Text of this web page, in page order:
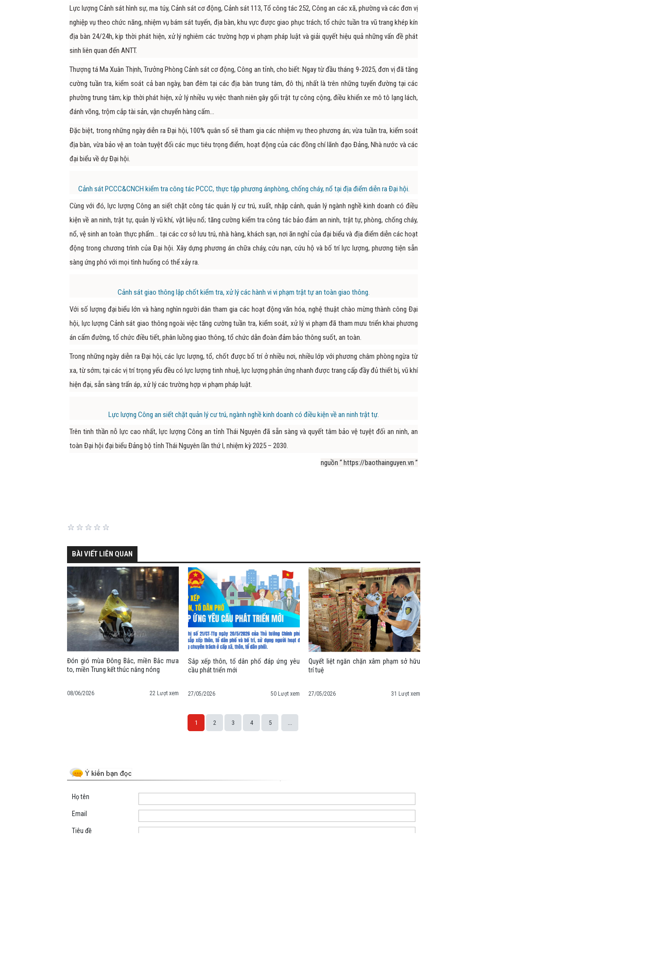
Lực lượng Cảnh sát hình sự, ma túy, Cảnh sát cơ động, Cảnh sát 113, Tổ công tác 252, Công an các xã, phường và các đơn vị
nghiệp vụ theo chức năng, nhiệm vụ bám sát tuyến, địa bàn, khu vực được giao phục trách; tổ chức tuần tra vũ trang khép kín
địa bàn 24/24h, kịp thời phát hiện, xử lý nghiêm các trường hợp vi phạm pháp luật và giải quyết hiệu quả những vấn đề phát
sinh liên quan đến ANTT.
Thượng tá Ma Xuân Thịnh, Trưởng Phòng Cảnh sát cơ động, Công an tỉnh, cho biết: Ngay từ đầu tháng 9-2025, đơn vị đã tăng
cường tuần tra, kiểm soát cả ban ngày, ban đêm tại các địa bàn trung tâm, đô thị, nhất là trên những tuyến đường tại các
phường trung tâm; kịp thời phát hiện, xử lý nhiều vụ việc thanh niên gây gối trật tự công cộng, điều khiển xe mô tô lạng lách,
đánh võng, trộm cắp tài sản, vận chuyển hàng cấm...
Đặc biệt, trong những ngày diễn ra Đại hội, 100% quân số sẽ tham gia các nhiệm vụ theo phương án; vừa tuần tra, kiểm soát
địa bàn, vừa bảo vệ an toàn tuyệt đối các mục tiêu trọng điểm, hoạt động của các đồng chí lãnh đạo Đảng, Nhà nước và các
đại biểu về dự Đại hội.
Cảnh sát PCCC&CNCH kiểm tra công tác PCCC, thực tập phương ánphòng, chống cháy, nổ tại địa điểm diễn ra Đại hội.
Cùng với đó, lực lượng Công an siết chặt công tác quản lý cư trú, xuất, nhập cảnh, quản lý ngành nghề kinh doanh có điều
kiện về an ninh, trật tự, quản lý vũ khí, vật liệu nổ; tăng cường kiểm tra công tác bảo đảm an ninh, trật tự, phòng, chống cháy,
nổ, vệ sinh an toàn thực phẩm… tại các cơ sở lưu trú, nhà hàng, khách sạn, nơi ăn nghỉ của đại biểu và địa điểm diễn các hoạt
động trong chương trình của Đại hội. Xây dựng phương án chữa cháy, cứu nạn, cứu hộ và bố trí lực lượng, phương tiện sẵn
sàng ứng phó với mọi tình huống có thể xảy ra.
Cảnh sát giao thông lập chốt kiểm tra, xử lý các hành vi vi phạm trật tự an toàn giao thông.
Với số lượng đại biểu lớn và hàng nghìn người dân tham gia các hoạt động văn hóa, nghệ thuật chào mừng thành công Đại
hội, lực lượng Cảnh sát giao thông ngoài việc tăng cường tuần tra, kiểm soát, xử lý vi phạm đã tham mưu triển khai phương
án cấm đường, tổ chức điều tiết, phân luồng giao thông, tổ chức dẫn đoàn đảm bảo thông suốt, an toàn.
Trong những ngày diễn ra Đại hội, các lực lượng, tổ, chốt được bố trí ở nhiều nơi, nhiều lớp với phương châm phòng ngừa từ
xa, từ sớm; tại các vị trí trọng yếu đều có lực lượng tinh nhuệ, lực lượng phản ứng nhanh được trang cấp đầy đủ thiết bị, vũ khí
hiện đại, sẵn sàng trấn áp, xử lý các trường hợp vi phạm pháp luật.
Lực lượng Công an siết chặt quản lý cư trú, ngành nghề kinh doanh có điều kiện về an ninh trật tự.
Trên tinh thần nỗ lực cao nhất, lực lượng Công an tỉnh Thái Nguyên đã sẵn sàng và quyết tâm bảo vệ tuyệt đối an ninh, an
toàn Đại hội đại biểu Đảng bộ tỉnh Thái Nguyên lần thứ I, nhiệm kỳ 2025 – 2030.
nguồn “ https://baothainguyen.vn ”
BÀI VIẾT LIÊN QUAN
Đón gió mùa Đông Bắc, miền Bắc mưa
to, miền Trung kết thúc nắng nóng
08/06/2026 22 Lượt xem
Sắp xếp thôn, tổ dân phố đáp ứng yêu
cầu phát triển mới
27/05/2026 50 Lượt xem
Quyết liệt ngăn chặn xâm phạm sở hữu
trí tuệ
27/05/2026 31 Lượt xem
1 2 3 4 5 ...
Họ tên
Email
Tiêu đề